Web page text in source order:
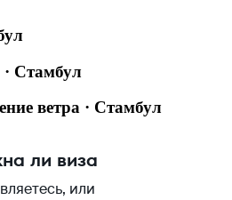
Стамбул
ветра · Стамбул
ли виза
или